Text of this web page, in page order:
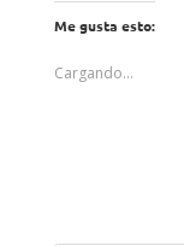
Me gusta esto:
Cargando...